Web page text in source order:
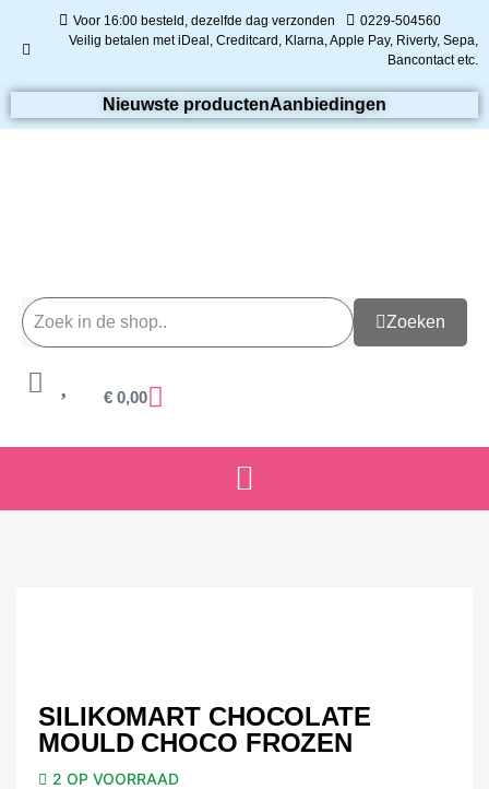
Voor 16:00 besteld, dezelfde dag verzonden
0229-504560
Veilig betalen met iDeal, Creditcard, Klarna, Apple Pay, Riverty, Sepa,
Bancontact etc.
Nieuwste productenAanbiedingen
Zoeken
€ 0,00
SILIKOMART CHOCOLATE
MOULD CHOCO FROZEN
2 OP VOORRAAD